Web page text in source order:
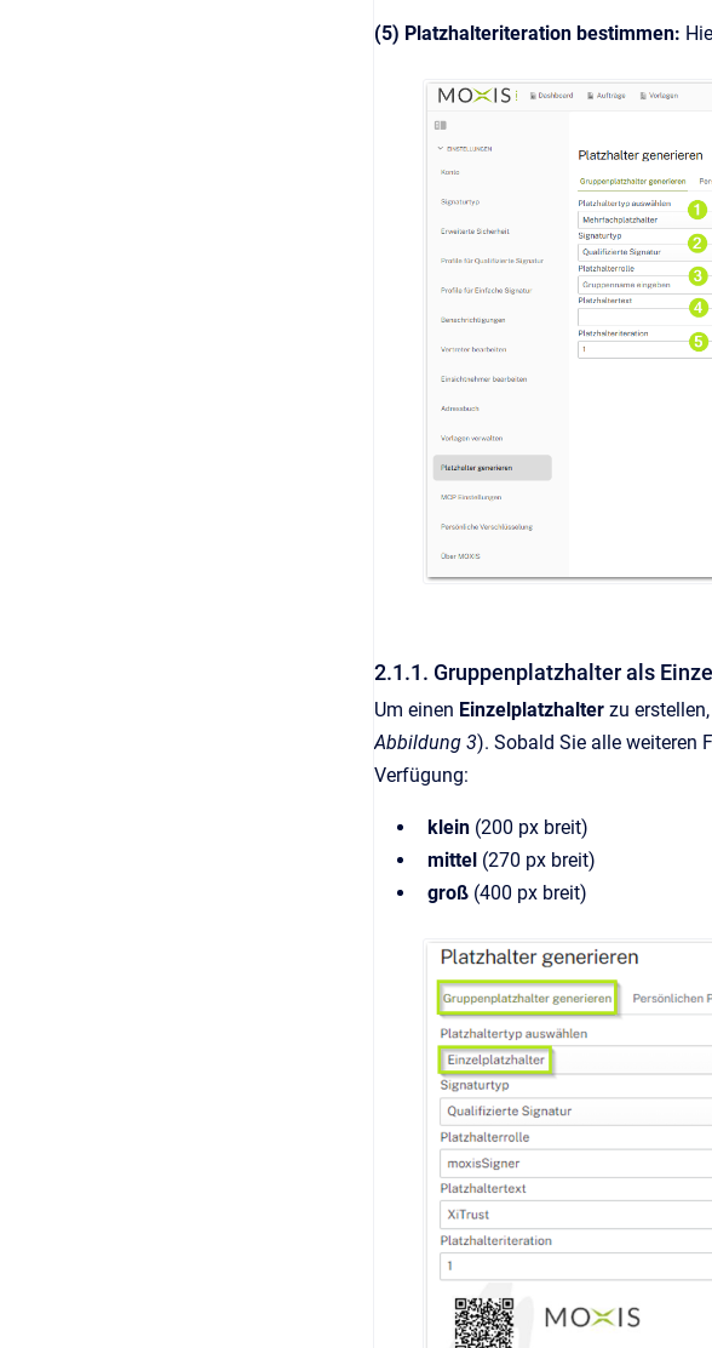
(5) Platzhalteriteration bestimmen:
2.1.1. Gruppenplatzhalter als
Um einen Einzelplatzhalter zu
Abbildung 3). Sobald Sie alle weiteren
Verfügung:
klein (200 px breit)
mittel (270 px breit)
groß (400 px breit)